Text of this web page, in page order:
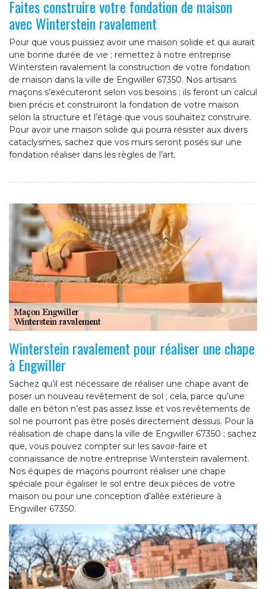
Faites construire votre fondation de maison
avec Winterstein ravalement
Pour que vous puissiez avoir une maison solide et qui aurait
une bonne durée de vie ; remettez à notre entreprise
Winterstein ravalement la construction de votre fondation
de maison dans la ville de Engwiller 67350. Nos artisans
maçons s’exécuteront selon vos besoins ; ils feront un calcul
bien précis et construiront la fondation de votre maison
selon la structure et l’étage que vous souhaitez construire.
Pour avoir une maison solide qui pourra résister aux divers
cataclysmes, sachez que vos murs seront posés sur une
fondation réaliser dans les règles de l’art.
Winterstein ravalement pour réaliser une chape
à Engwiller
Sachez qu’il est nécessaire de réaliser une chape avant de
poser un nouveau revêtement de sol ; cela, parce qu’une
dalle en béton n’est pas assez lisse et vos revêtements de
sol ne pourront pas être posés directement dessus. Pour la
réalisation de chape dans la ville de Engwiller 67350 ; sachez
que, vous pouvez compter sur les savoir-faire et
connaissance de notre entreprise Winterstein ravalement.
Nos équipes de maçons pourront réaliser une chape
spéciale pour égaliser le sol entre deux pièces de votre
maison ou pour une conception d’allée extérieure à
Engwiller 67350.